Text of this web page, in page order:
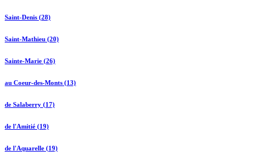
Saint-Denis (28)
Saint-Mathieu (20)
Sainte-Marie (26)
au Coeur-des-Monts (13)
de Salaberry (17)
de l'Amitié (19)
de l'Aquarelle (19)